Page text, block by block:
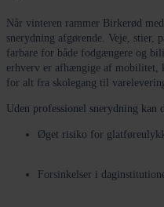
Når vinteren rammer Birkerød
snerydning afgørende. Veje, stier,
farbare for både fodgængere og
erhverv er afhængige af mobilitet,
for alt fra skolegang til
Uden professionel snerydning kan
Øget risiko for
Forsinkelser i